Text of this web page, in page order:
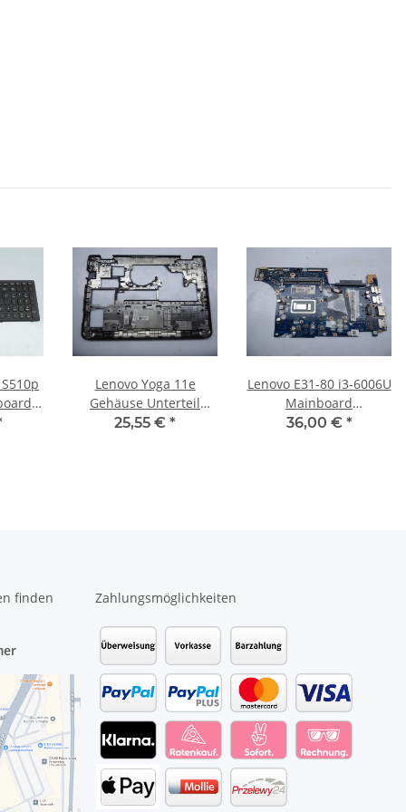
nordic Layout!! #4160
Lenovo Yoga 11e
Gehäuse Unterteil
Schale 37LI8BALV00
25,55 € *
Lenovo E31-80 i3-6006U
Mainboard
Motherboard LA-D061P
36,00 € *
finden
Zahlungsmöglichkeiten